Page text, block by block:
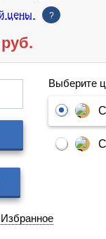
цены
?
руб.
Выберите